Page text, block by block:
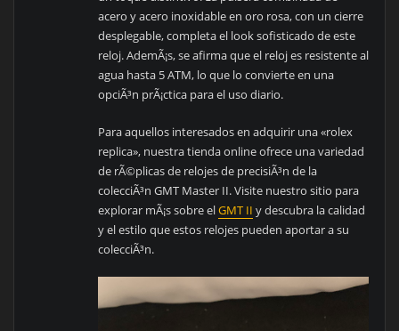
acero y acero inoxidable en oro rosa, con un cierre
desplegable, completa el look sofisticado de este
reloj. AdemÃ¡s, se afirma que el reloj es resistente al
agua hasta 5 ATM, lo que lo convierte en una
opciÃ³n prÃ¡ctica para el uso diario.
Para aquellos interesados en adquirir una «rolex
replica», nuestra tienda online ofrece una variedad
de rÃ©plicas de relojes de precisiÃ³n de la
colecciÃ³n GMT Master II. Visite nuestro sitio para
explorar mÃ¡s sobre elGMT II y descubra la calidad
y el estilo que estos relojes pueden aportar a su
colecciÃ³n.